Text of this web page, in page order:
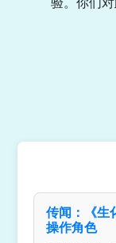
传闻：《生
操作角色